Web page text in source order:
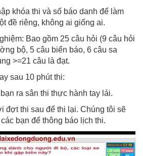
khóa thi và số báo danh để làm
đề riêng, không ai giống ai.
Bao gồm 25 câu hỏi (9 câu hỏi
bộ, 5 câu biển báo, 6 câu sa
>=21 câu là đạt.
sau 10 phút thi:
ra sân thi thực hành tay lái.
đợt thi sau để thi lại. Chúng tôi sẽ
bạn để thông báo lịch thi.